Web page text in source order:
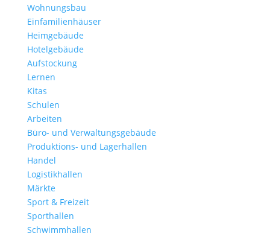
Wohnungs­bau
Einfamilien­häuser
Heimgebäude
Hotelgebäude
Aufstockung
Lernen
Kitas
Schulen
Arbeiten
Büro- und Verwaltungs­gebäude
Produktions- und Lagerhallen
Handel
Logistikhallen
Märkte
Sport & Freizeit
Sporthallen
Schwimmhallen